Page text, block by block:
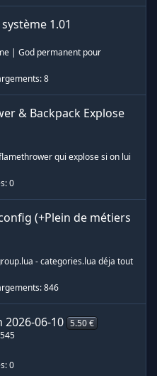
1.01
| God permanent pour
8
& Backpack Explose
qui explose si on lui
0
(+Plein de métiers
- categories.lua déja tout
846
2026-06-10 5.50 €
0